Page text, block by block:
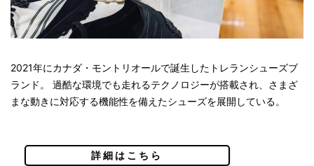
2021年にカナダ・モントリオールで誕生したトレランシューズブ
ランド。 過酷な環境でも走れるテクノロジーが搭載され、さまざ
まな動きに対応する機能性を備えたシューズを展開している。
詳細はこちら